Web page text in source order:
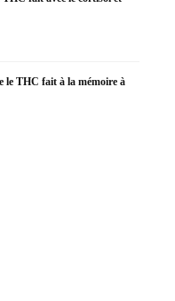
le THC fait à la mémoire à